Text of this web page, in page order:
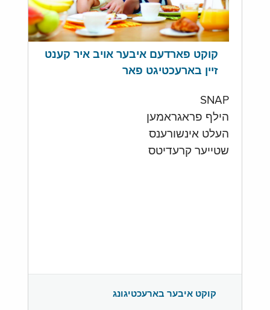
קוקט פארדעם איבער אויב איר קענט
זיין בארעכטיגט פאר
SNAP
הילף פראגראמען
העלט אינשורענס
שטייער קרעדיטס
קוקט איבער בארעכטיגונג